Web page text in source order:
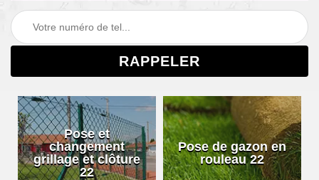
Pose et
changement
grillage et clôture
22
Pose de gazon en
rouleau 22